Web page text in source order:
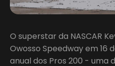
O superstar da NASCAR
Owosso Speedway em 16
anual dos Pros 200 - uma